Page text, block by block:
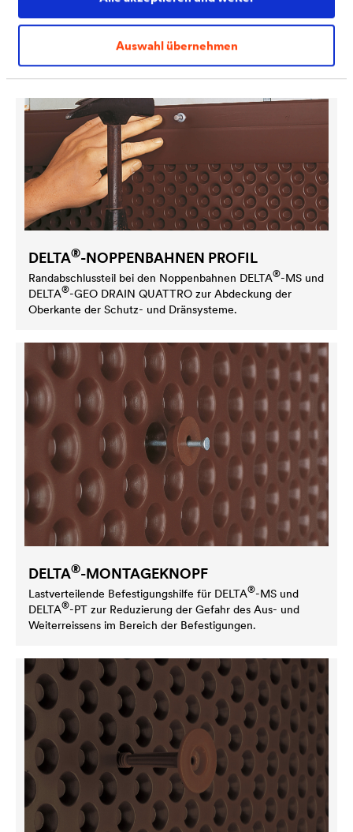
Auswahl übernehmen
DELTA®-NOPPENBAHNEN PROFIL
Randabschlussteil bei den Noppenbahnen DELTA®-MS und
DELTA®-GEO DRAIN QUATTRO zur Abdeckung der
Oberkante der Schutz- und Dränsysteme.
DELTA®-MONTAGEKNOPF
Lastverteilende Befestigungshilfe für DELTA®-MS und
DELTA®-PT zur Reduzierung der Gefahr des Aus- und
Weiterreissens im Bereich der Befestigungen.